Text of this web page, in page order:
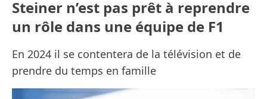
Steiner n’est pas prêt à reprendre
un rôle dans une équipe de F1
En 2024 il se contentera de la télévision et de
prendre du temps en famille